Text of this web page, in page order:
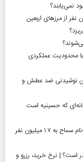
نمی‌یابند؟
از ۱۰.۵ میلیون نفر با محدودیت عملکردی
نوشیدنی ضد عطش و
که حسینیه است
آغاز رسمی برنامه‌های اربعین ۱۴۰۵ در مرز‌ها | ثبت‌نام سماح به ۱.۷ میلیون نفر
بهشت زهرا (س) در سال ۱۴۰۵ چقدر است؟ | نرخ خرید، رزرو و